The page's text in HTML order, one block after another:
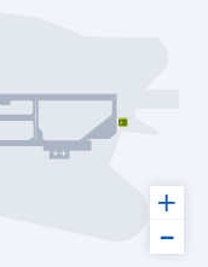
+
-